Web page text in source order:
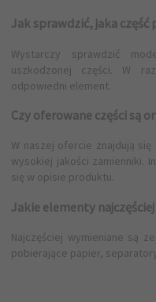
Jak sprawdzić, jaka część
Wystarczy sprawdzić
uszkodzonej części. W
odpowiedni element.
Czy oferowane części są
W naszej ofercie znajdują
wysokiej jakości zamienniki.
się w opisie produktu.
Jakie elementy
Najczęściej wymieniane są
pobierające papier,